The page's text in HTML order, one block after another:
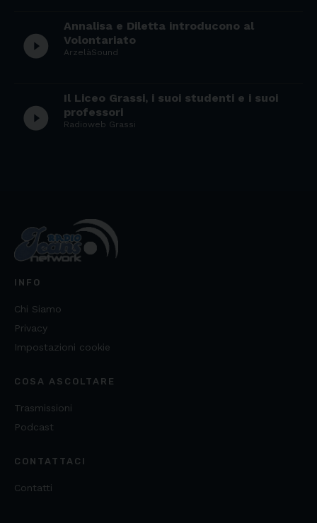
play_circle_filled
Annalisa e Diletta introducono al
Volontariato
ArzelàSound
play_circle_filled
Il Liceo Grassi, i suoi studenti e i suoi
professori
Radioweb Grassi
INFO
Chi Siamo
Privacy
Impostazioni cookie
COSA ASCOLTARE
Trasmissioni
Podcast
CONTATTACI
Contatti